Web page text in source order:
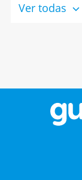
Ver todas